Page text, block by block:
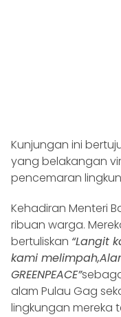
Kunjungan ini
yang belakangan
pencemaran
Kehadiran Menteri
ribuan warga.
bertuliskan “Langit
kami
GREENPEACE”
alam Pulau Gag
lingkungan mereka